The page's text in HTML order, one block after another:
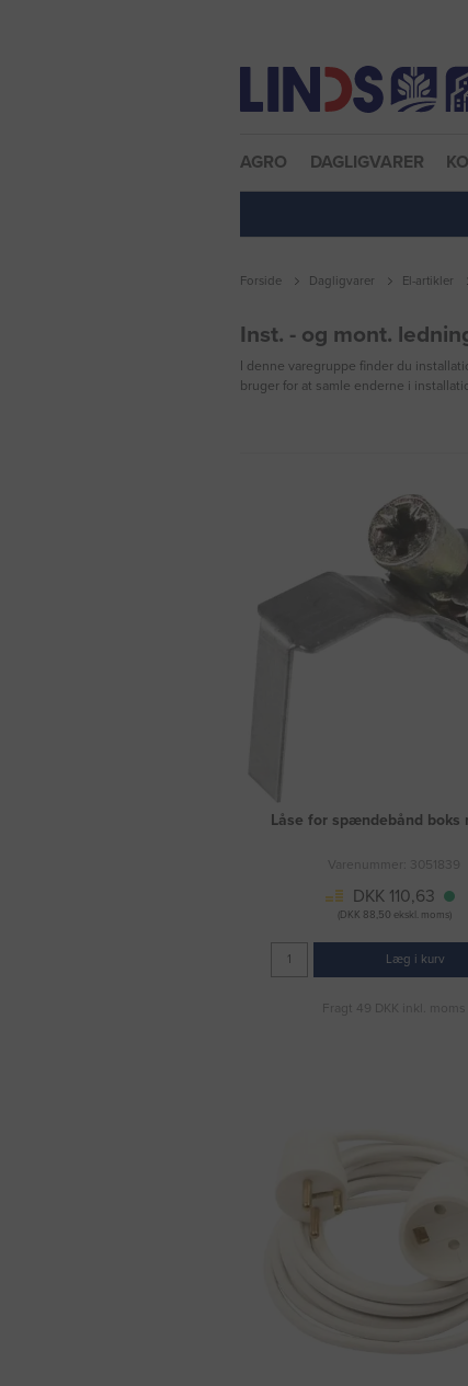
AGRO DAGLIGVARER
Forside Dagligvarer El-artikler
Inst. - og mont.
I denne varegruppe finder du
bruger for at samle enderne i
Låse for spændebånd boks
Varenummer: 3051839
DKK 110,63
(DKK 88,50 ekskl. moms)
Læg i kurv
Fragt 49 DKK inkl. moms